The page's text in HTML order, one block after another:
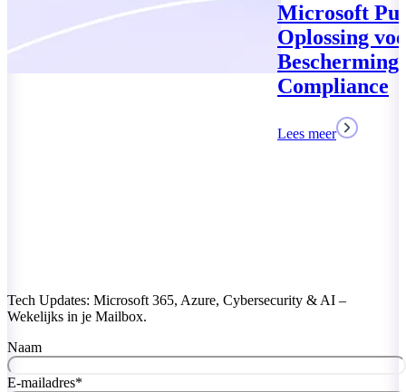
Microsoft Purview: Uw
Oplossing voor Data
Tech Updates: Microsoft 365, Azure, Cybersecurity & AI –
Wekelijks in je Mailbox.
Naam
E-mailadres*